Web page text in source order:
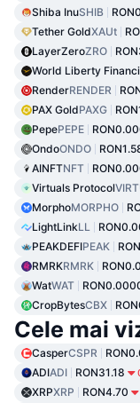
Shiba InuSHIB
Tether GoldXAUt
LayerZeroZRO
World Liberty
RenderRENDER
PAX GoldPAXG
PepePEPE
OndoONDO
AINFTNFT
Virtuals Protocol
MorphoMORPHO
LightLinkLL
PEAKDEFIPEAK
RMRKRMRK
WatWAT
CropBytesCBX
Cele mai
CasperCSPR
ADIADI RON31.18
XRPXRP RON4.70